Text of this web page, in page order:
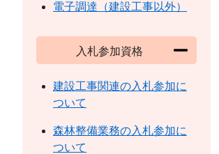
電子調達（建設工事以外）
入札参加資格
建設工事関連の入札参加に
ついて
森林整備業務の入札参加に
ついて